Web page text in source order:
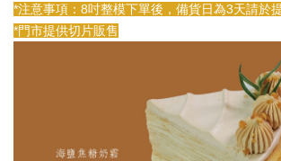
*注意事項：8吋整模下單後，備貨日為3天請於
*門市提供切片販售